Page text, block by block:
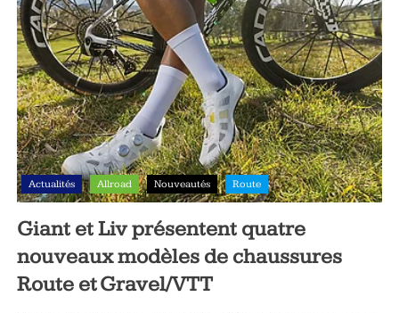
Actualités Allroad Nouveautés Route
Giant et Liv présentent quatre
nouveaux modèles de chaussures
Route et Gravel/VTT